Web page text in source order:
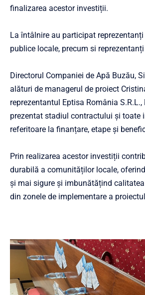
finalizarea acestor investiții.
La întâlnire au participat
publice locale, precum si
Directorul Companiei de Apă Buzău,
alături de managerul de proiect
reprezentantul Eptisa România
prezentat stadiul contractului și toate
referitoare la finanțare, etape și
Prin realizarea acestor investiții
durabilă a comunităților locale,
și mai sigure și imbunătățind
din zonele de implementare a